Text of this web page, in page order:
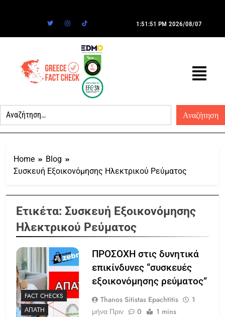
1:51:51 PM 2026/08/07
Home
Blog
Συσκευή Εξοικονόμησης Ηλεκτρικού Ρεύματος
Ετικέτα: Συσκευή Εξοικονόμησης
Ηλεκτρικού Ρεύματος
FACT CHECKS
ΑΠΆΤΗ
ΠΡΟΣΟΧΗ στις δυνητικά
επικίνδυνες “συσκευές
εξοικονόμησης ρεύματος”
Thanos Sitistas Epachtitis
1
μήνα Πριν
0 1 mins